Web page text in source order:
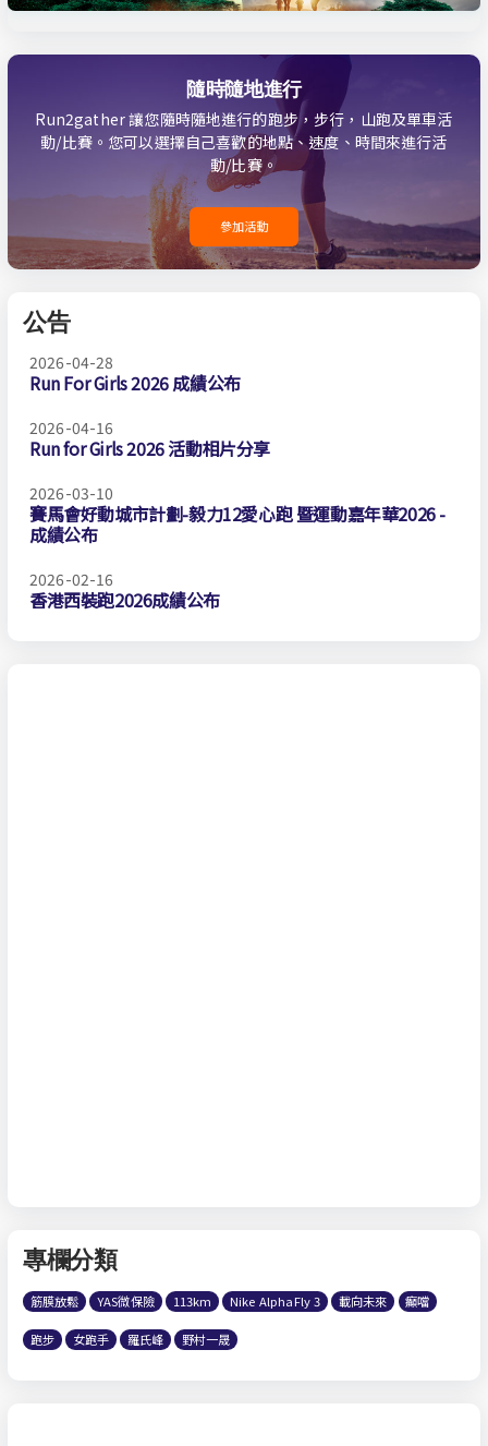
隨時隨地進行
Run2gather 讓您隨時隨地進行的跑步，步行，山跑及單車活
動/比賽。您可以選擇自己喜歡的地點、速度、時間來進行活
動/比賽。
參加活動
公告
2026-04-28
Run For Girls 2026 成績公布
2026-04-16
Run for Girls 2026 活動相片分享
2026-03-10
賽馬會好動城市計劃-毅力12愛心跑 暨運動嘉年華2026 -
成績公布
2026-02-16
香港西裝跑2026成績公布
專欄分類
筋膜放鬆 YAS微保險 113km Nike AlphaFly 3 載向未來 癲噹
跑步 女跑手 羅氏峰 野村一晟